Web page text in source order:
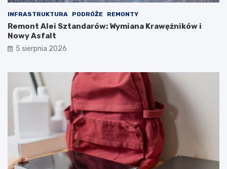
INFRASTRUKTURA PODRÓŻE REMONTY
Remont Alei Sztandarów: Wymiana Krawężników i
Nowy Asfalt
5 sierpnia 2026